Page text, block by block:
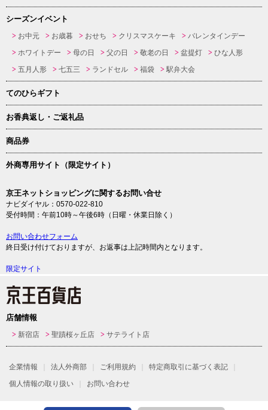
シーズンイベント
お中元 お歳暮 おせち クリスマスケーキ
バレンタインデー
ホワイトデー
母の日 父の日 敬老の日 盆提灯
ひな人形
五月人形
七五三 ランドセル 福袋 駅弁大会
てのひらギフト
お香典返し・ご返礼品
商品券
外商専用サイト（限定サイト）
京王ネットショッピングに関するお問い合せ
ナビダイヤル：0570-022-810
受付時間：午前10時～午後6時（日曜・休業日除く）
お問い合わせフォーム
終日受け付けておりますが、お返事は上記時間内となります。
限定サイト
店舗情報
新宿店 聖蹟桜ヶ丘店 サテライト店
企業情報 法人外商部 ご利用規約
特定商取引に基づく表記
個人情報の取り扱い
お問い合わせ